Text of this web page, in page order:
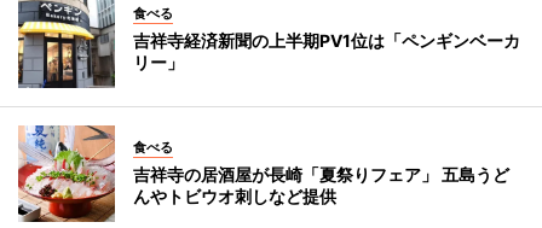
食べる
吉祥寺経済新聞の上半期PV1位は「ペンギンベーカ
リー」
食べる
吉祥寺の居酒屋が長崎「夏祭りフェア」 五島うど
んやトビウオ刺しなど提供